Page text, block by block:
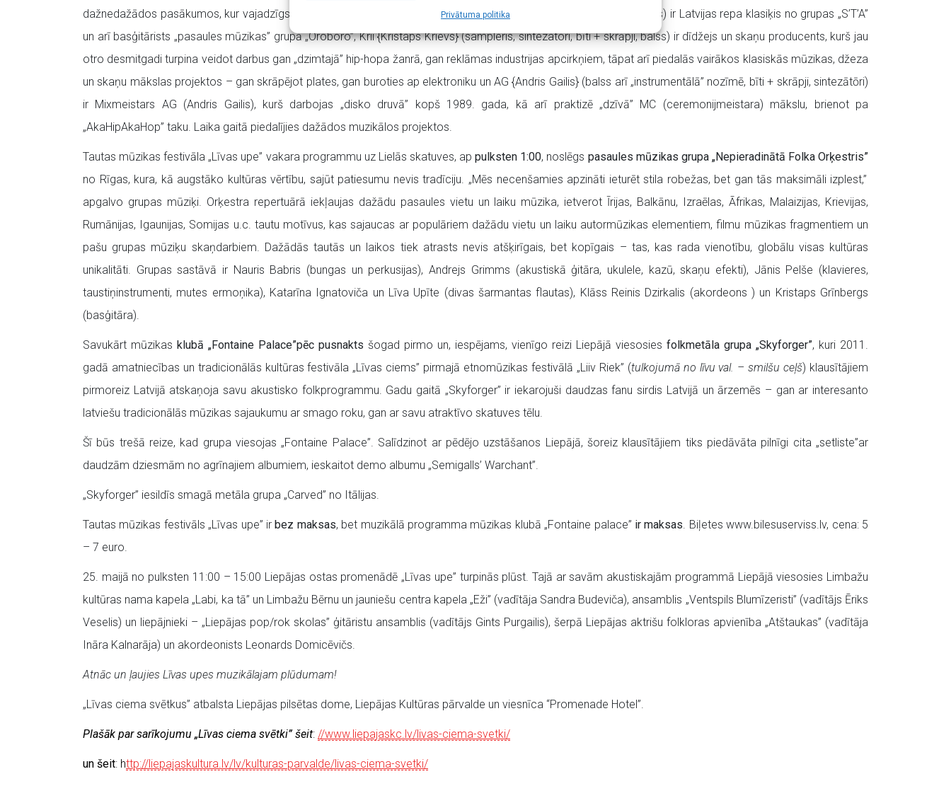
Privātuma politika
dažnedažādos pasākumos, kur vajadzīgs autentisks tautas instrumentu un dziesmu skanējums, Žaks Bernards (bass) ir Latvijas repa klasiķis no grupas „S’T’A”
un arī basģitārists „pasaules mūzikas” grupā „Oroboro”, Krii {Kristaps Krievs} (sampleris, sintezatori, bīti + skrāpji, balss) ir dīdžejs un skaņu producents, kurš jau
otro desmitgadi turpina veidot darbus gan „dzimtajā” hip-hopa žanrā, gan reklāmas industrijas apcirkņiem, tāpat arī piedalās vairākos klasiskās mūzikas, džeza
un skaņu mākslas projektos – gan skrāpējot plates, gan buroties ap elektroniku un AG {Andris Gailis} (balss arī „instrumentālā” nozīmē, bīti + skrāpji, sintezātōri)
ir Mixmeistars AG (Andris Gailis), kurš darbojas „disko druvā” kopš 1989. gada, kā arī praktizē „dzīvā” MC (ceremonijmeistara) mākslu, brienot pa
„AkaHipAkaHop” taku. Laika gaitā piedalījies dažādos muzikālos projektos.
Tautas mūzikas festivāla „Līvas upe” vakara programmu uz Lielās skatuves, appulksten 1:00, noslēgs pasaules mūzikas grupa „Nepieradinātā Folka Orķestris”
no Rīgas, kura, kā augstāko kultūras vērtību, sajūt patiesumu nevis tradīciju. „Mēs necenšamies apzināti ieturēt stila robežas, bet gan tās maksimāli izplest,”
apgalvo grupas mūziķi. Orķestra repertuārā iekļaujas dažādu pasaules vietu un laiku mūzika, ietverot Īrijas, Balkānu, Izraēlas, Āfrikas, Malaizijas, Krievijas,
Rumānijas, Igaunijas, Somijas u.c. tautu motīvus, kas sajaucas ar populāriem dažādu vietu un laiku autormūzikas elementiem, filmu mūzikas fragmentiem un
pašu grupas mūziķu skaņdarbiem. Dažādās tautās un laikos tiek atrasts nevis atšķirīgais, bet kopīgais – tas, kas rada vienotību, globālu visas kultūras
unikalitāti. Grupas sastāvā ir Nauris Babris (bungas un perkusijas), Andrejs Grimms (akustiskā ģitāra, ukulele, kazū, skaņu efekti), Jānis Pelše (klavieres,
taustiņinstrumenti, mutes ermoņika), Katarīna Ignatoviča un Līva Upīte (divas šarmantas flautas), Klāss Reinis Dzirkalis (akordeons ) un Kristaps Grīnbergs
(basģitāra).
Savukārt mūzikas klubā „Fontaine Palace”pēc pusnakts šogad pirmo un, iespējams, vienīgo reizi Liepājā viesosies folkmetāla grupa „Skyforger”, kuri 2011.
gadā amatniecības un tradicionālās kultūras festivāla „Līvas ciems” pirmajā etnomūzikas festivālā „Liiv Riek” (tulkojumā no līvu val. – smilšu ceļš) klausītājiem
pirmoreiz Latvijā atskaņoja savu akustisko folkprogrammu. Gadu gaitā „Skyforger” ir iekarojuši daudzas fanu sirdis Latvijā un ārzemēs – gan ar interesanto
latviešu tradicionālās mūzikas sajaukumu ar smago roku, gan ar savu atraktīvo skatuves tēlu.
Šī būs trešā reize, kad grupa viesojas „Fontaine Palace”. Salīdzinot ar pēdējo uzstāšanos Liepājā, šoreiz klausītājiem tiks piedāvāta pilnīgi cita „setliste”ar
daudzām dziesmām no agrīnajiem albumiem, ieskaitot demo albumu „Semigalls’ Warchant”.
„Skyforger” iesildīs smagā metāla grupa „Carved” no Itālijas.
Tautas mūzikas festivāls „Līvas upe” ir bez maksas, bet muzikālā programma mūzikas klubā „Fontaine palace” ir maksas. Biļetes www.bilesuserviss.lv, cena: 5
– 7 euro.
25. maijā no pulksten 11:00 – 15:00 Liepājas ostas promenādē „Līvas upe” turpinās plūst. Tajā ar savām akustiskajām programmā Liepājā viesosies Limbažu
kultūras nama kapela „Labi, ka tā” un Limbažu Bērnu un jauniešu centra kapela „Eži” (vadītāja Sandra Budeviča), ansamblis „Ventspils Blumīzeristi” (vadītājs Ēriks
Veselis) un liepājnieki – „Liepājas pop/rok skolas” ģitāristu ansamblis (vadītājs Gints Purgailis), šerpā Liepājas aktrišu folkloras apvienība „Atštaukas” (vadītāja
Ināra Kalnarāja) un akordeonists Leonards Domicēvičs.
Atnāc un ļaujies Līvas upes muzikālajam plūdumam!
„Līvas ciema svētkus” atbalsta Liepājas pilsētas dome, Liepājas Kultūras pārvalde un viesnīca “Promenade Hotel”.
Plašāk par sarīkojumu „Līvas ciema svētki” šeit: //www.liepajaskc.lv/livas-ciema-svetki/
un šeit: http://liepajaskultura.lv/lv/kulturas-parvalde/livas-ciema-svetki/